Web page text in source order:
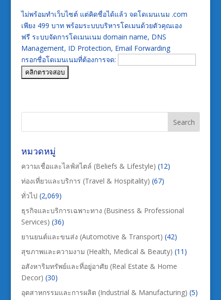
ไม่พร้อมทำเว็บไซต์ แต่คิดชื่อได้แล้ว จดโดเมนเนม .com
เพียง 499 บาท พร้อมระบบบริหารโดเมนด้วยตัวคุณเอง
ฟรี ระบบจัดการโดเมนเนม domain name, DNS
Management, ID Protection, Email Forwarding
กรอกชื่อโดเมนเนมที่ต้องการจด:
หมวดหมู่
ความเชื่อและไลฟ์สไตล์ (Beliefs & Lifestyle) (12)
ท่องเที่ยวและบริการ (Travel & Hospitality) (67)
ทั่วไป (2,069)
ธุรกิจและบริการเฉพาะทาง (Business & Professional
Services) (36)
ยานยนต์และขนส่ง (Automotive & Transport) (42)
สุขภาพและความงาม (Health, Medical & Beauty) (11)
อสังหาริมทรัพย์และที่อยู่อาศัย (Real Estate & Home
Decor) (30)
อุตสาหกรรมและการผลิต (Industrial & Manufacturing) (5)